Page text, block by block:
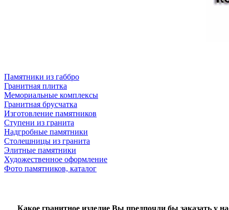
Памятники из габбро
Гранитная плитка
Мемориальные комплексы
Гранитная брусчатка
Изготовление памятников
Ступени из гранита
Надгробные памятники
Столешницы из гранита
Элитные памятники
Художественное оформление
Фото памятников, каталог